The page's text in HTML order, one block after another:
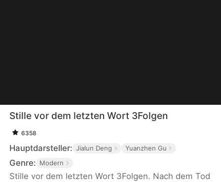
Stille vor dem letzten Wort 3Folgen
6358
Hauptdarsteller: Jialun Deng Yuanzhen Gu
Genre: Modern
Stille vor dem letzten Wort 3Folgen. Nach dem Tod